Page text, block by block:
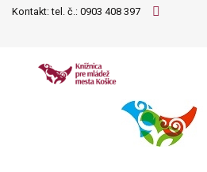
Kontakt: tel. č.: 0903 408 397